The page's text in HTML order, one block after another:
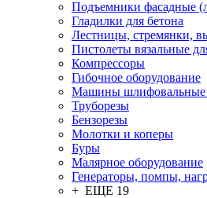
Подъемники фасадные
Гладилки для бетона
Лестницы, стремянки,
Пистолеты вязальные
Компрессоры
Гибочное оборудование
Машины шлифовальные
Труборезы
Бензорезы
Молотки и коперы
Буры
Малярное оборудование
Генераторы, помпы,
+ ЕЩЕ 19